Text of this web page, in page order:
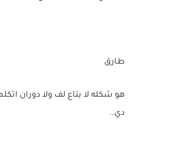
طارق
هو شكله لا بتاع لف ولا دوران
دي..